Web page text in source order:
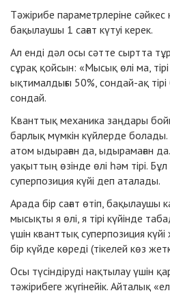
Тәжірибе параметрлеріне
бақылаушы 1 сағат күтуі керек.
Ал енді дәл осы сәтте сыртта
сұрақ қойсын: «Мысық өлі ма,
ықтималдығы 50%, сондай-ақ
сондай.
Кванттық механика заңдары
барлық мүмкін күйлерде болады.
атом ыдыраған да, ыдырамаған
уақыттың өзінде өлі һәм тірі.
суперпозиция күйі деп аталады.
Арада бір сағат өтіп, бақылаушы
мысықты я өлі, я тірі күйінде
үшін кванттық суперпозиция
бір күйде көреді (тікелей көз
Осы түсіндіруді нақтылау үшін
тәжірибеге жүгінейік. Айталық